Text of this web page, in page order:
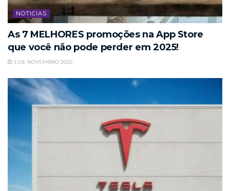
NOTICIAS
As 7 MELHORES promoções na App Store
que você não pode perder em 2025!
3 DE NOVEMBRO 2025